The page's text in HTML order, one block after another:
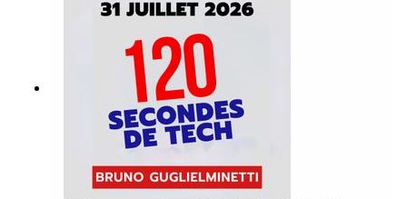
regard sur le quotidien de l’actualité numérique
proposé par Bruno Guglielminetti Découvrez
Micrologic.ca